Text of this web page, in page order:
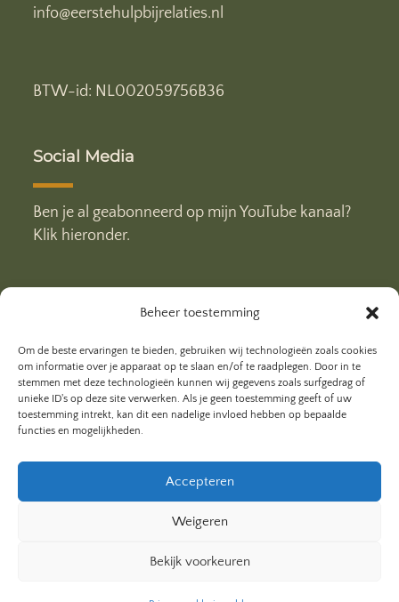
Beheer toestemming
Om de beste ervaringen te bieden, gebruiken wij technologieën zoals cookies
om informatie over je apparaat op te slaan en/of te raadplegen. Door in te
stemmen met deze technologieën kunnen wij gegevens zoals surfgedrag of
unieke ID's op deze site verwerken. Als je geen toestemming geeft of uw
toestemming intrekt, kan dit een nadelige invloed hebben op bepaalde
functies en mogelijkheden.
Accepteren
Weigeren
Bekijk voorkeuren
info@eerstehulpbijrelaties.nl
BTW-id: NL002059756B36
Social Media
Ben je al geabonneerd op mijn YouTube kanaal?
Klik hieronder.